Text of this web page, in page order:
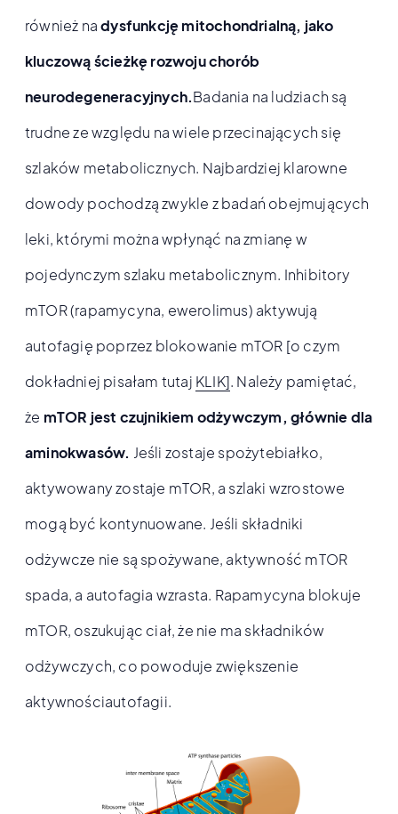
również nadysfunkcję mitochondrialną, jako
kluczową ścieżkę rozwoju chorób
neurodegeneracyjnych.Badania na ludziach są
trudne ze względu na wiele przecinających się
szlaków metabolicznych. Najbardziej klarowne
dowody pochodzą zwykle z badań obejmujących
leki, którymi można wpłynąć na zmianę w
pojedynczym szlaku metabolicznym. Inhibitory
mTOR (rapamycyna, ewerolimus) aktywują
autofagię poprzez blokowanie mTOR [o czym
dokładniej pisałam tutaj KLIK]. Należy pamiętać,
że mTOR jest czujnikiem odżywczym, głównie dla
aminokwasów. Jeśli zostaje spożytebiałko,
aktywowany zostaje mTOR, a szlaki wzrostowe
mogą być kontynuowane. Jeśli składniki
odżywcze nie są spożywane, aktywność mTOR
spada, a autofagia wzrasta. Rapamycyna blokuje
mTOR, oszukując ciał, że nie ma składników
odżywczych, co powoduje zwiększenie
aktywnościautofagii.